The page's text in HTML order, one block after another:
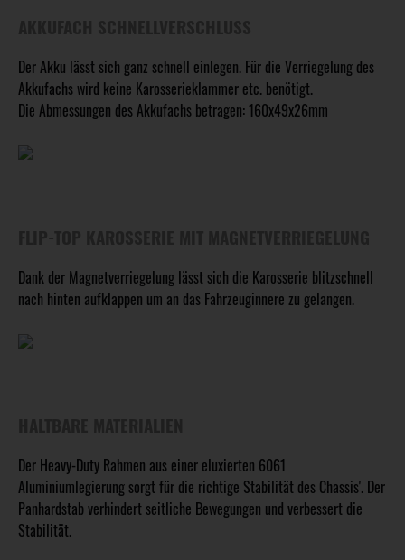
Der Akku lässt sich ganz schnell einlegen. Für die Verriegelung des
Akkufachs wird keine Karosserieklammer etc. benötigt.
Die Abmessungen des Akkufachs betragen: 160x49x26mm
Dank der Magnetverriegelung lässt sich die Karosserie blitzschnell
nach hinten aufklappen um an das Fahrzeuginnere zu gelangen.
Der Heavy-Duty Rahmen aus einer eluxierten 6061
Aluminiumlegierung sorgt für die richtige Stabilität des Chassis'. Der
Panhardstab verhindert seitliche Bewegungen und verbessert die
Stabilität.